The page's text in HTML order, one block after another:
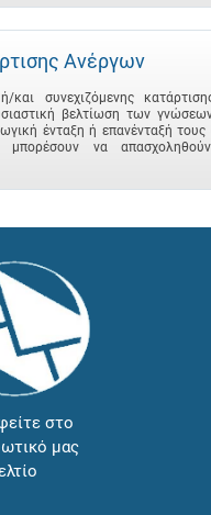
Ανέργων
συνεχιζόμενης
βελτίωση των
ένταξη ή επανένταξή τους
να
στο
μας